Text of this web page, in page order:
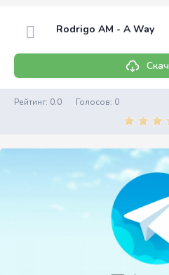
Rodrigo AM - A Way
Рейтинг: 0.0 Голосов: 0